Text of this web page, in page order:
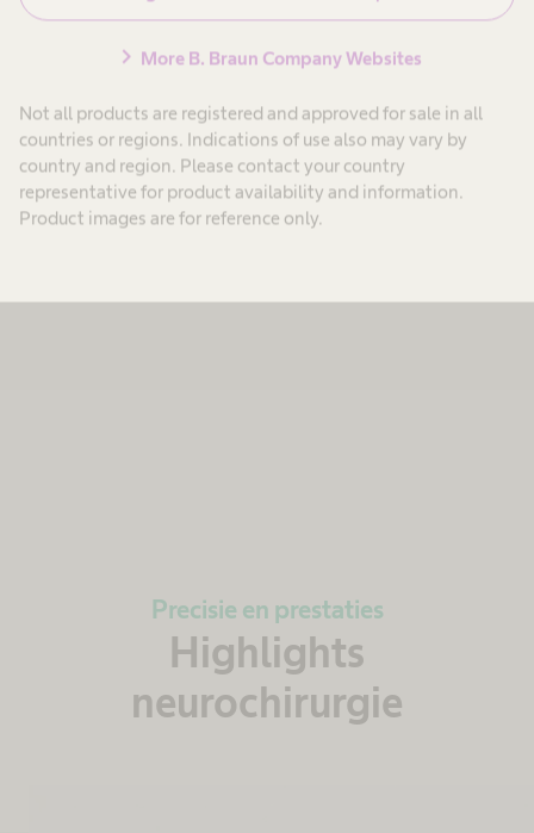
chevron_right More B. Braun Company Websites
Not all products are registered and approved for sale in all
countries or regions. Indications of use also may vary by
country and region. Please contact your country
representative for product availability and information.
Product images are for reference only.
Precisie en prestaties
Highlights
neurochirurgie